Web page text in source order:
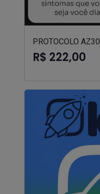
PROTOCOLO AZ30
R$ 222,00